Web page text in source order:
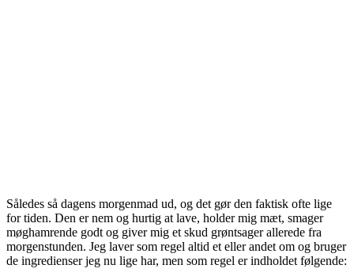
Således så dagens morgenmad ud, og det gør den faktisk ofte lige
for tiden. Den er nem og hurtig at lave, holder mig mæt, smager
møghamrende godt og giver mig et skud grøntsager allerede fra
morgenstunden. Jeg laver som regel altid et eller andet om og bruger
de ingredienser jeg nu lige har, men som regel er indholdet følgende: